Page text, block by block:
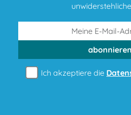
abonnieren
Ich akzeptiere die